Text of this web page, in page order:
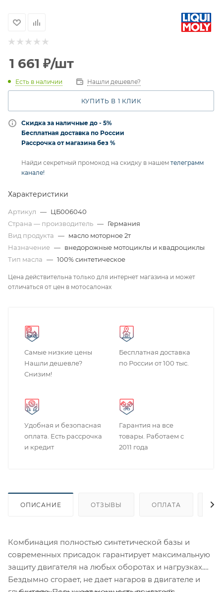
1 661 ₽/шт
Есть в наличии Нашли дешевле?
КУПИТЬ В 1 КЛИК
Скидка за наличные до - 5%
Бесплатная доставка по России
Рассрочка от магазина без %
Найди секретный промокод на скидку в нашем телеграмм
канале!
Характеристики
Артикул — ЦБ006040
Страна — производитель — Германия
Вид продукта — масло моторное 2т
Назначение — внедорожные мотоциклы и квадроциклы
Тип масла — 100% синтетическое
Цена действительна только для интернет магазина и может
отличаться от цен в мотосалонах
Самые низкие цены
Нашли дешевле?
Снизим!
Бесплатная доставка
по России от 100 тыс.
Удобная и безопасная
оплата. Есть рассрочка
и кредит
Гарантия на все
товары. Работаем с
2011 года
ОПИСАНИЕ ОТЗЫВЫ ОПЛАТА
Комбинация полностью синтетической базы и
современных присадок гарантирует максимальную
защиту двигателя на любых оборотах и нагрузках.
Бездымно сгорает, не дает нагаров в двигателе и